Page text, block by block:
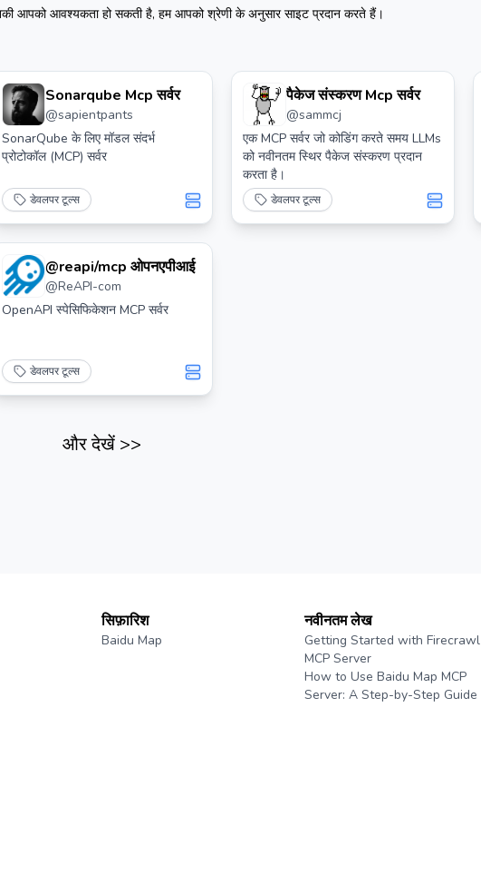
आपको आवश्यकता हो सकती है, हम आपको श्रेणी के अनुसार साइट प्रदान करते हैं।
Sonarqube Mcp सर्वर
@sapientpants
SonarQube के लिए मॉडल संदर्भ
प्रोटोकॉल (MCP) सर्वर
डेवलपर टूल्स
पैकेज संस्करण Mcp सर्वर
@sammcj
एक MCP सर्वर जो कोडिंग करते समय LLMs
को नवीनतम स्थिर पैकेज संस्करण प्रदान
करता है।
डेवलपर टूल्स
@reapi/mcp ओपनएपीआई
@ReAPI-com
OpenAPI स्पेसिफिकेशन MCP सर्वर
डेवलपर टूल्स
और देखें>>
सिफ़ारिश
Baidu Map
नवीनतम लेख
Getting Started with Firecrawl
MCP Server
How to Use Baidu Map MCP
Server: A Step-by-Step Guide